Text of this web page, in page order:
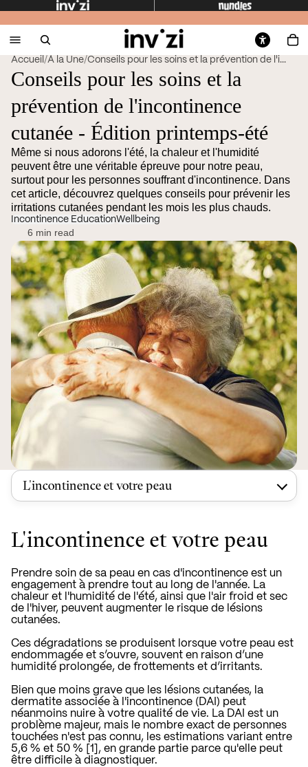
Accueil /À la Une/Conseils pour les soins et la prévention de l'i...
Conseils pour les soins et la
prévention de l'incontinence
cutanée - Édition printemps-été
Même si nous adorons l'été, la chaleur et l'humidité
peuvent être une véritable épreuve pour notre peau,
surtout pour les personnes souffrant d'incontinence. Dans
cet article, découvrez quelques conseils pour prévenir les
irritations cutanées pendant les mois les plus chauds.
Incontinence EducationWellbeing
6 min read
L'incontinence et votre peau
L'incontinence et votre peau
Prendre soin de sa peau en cas d'incontinence est un
engagement à prendre tout au long de l'année. La
chaleur et l'humidité de l'été, ainsi que l'air froid et sec
de l'hiver, peuvent augmenter le risque de lésions
cutanées.
Ces dégradations se produisent lorsque votre peau est
endommagée et s’ouvre, souvent en raison d’une
humidité prolongée, de frottements et d’irritants.
Bien que moins grave que les lésions cutanées, la
dermatite associée à l'incontinence (DAI) peut
néanmoins nuire à votre qualité de vie. La DAI est un
problème majeur, mais le nombre exact de personnes
touchées n'est pas connu, les estimations variant entre
5,6 % et 50 % [1], en grande partie parce qu'elle peut
être difficile à diagnostiquer.